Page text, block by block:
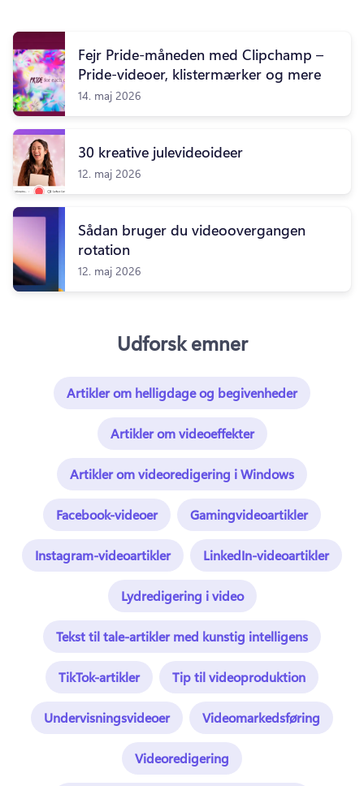
Fejr Pride-måneden med Clipchamp –
Pride-videoer, klistermærker og mere
14. maj 2026
30 kreative julevideoideer
12. maj 2026
Sådan bruger du videoovergangen
rotation
12. maj 2026
Udforsk emner
Artikler om helligdage og begivenheder
Artikler om videoeffekter
Artikler om videoredigering i Windows
Facebook-videoer Gamingvideoartikler
Instagram-videoartikler LinkedIn-videoartikler
Lydredigering i video
Tekst til tale-artikler med kunstig intelligens
TikTok-artikler Tip til videoproduktion
Undervisningsvideoer Videomarkedsføring
Videoredigering